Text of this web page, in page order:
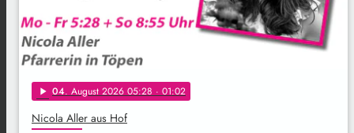
play_arrow 04. August 2026 05:28 · 01:02
Nicola Aller aus Hof